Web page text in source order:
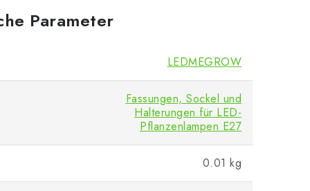
Parameter
LEDMEGROW
Fassungen, Sockel und
Halterungen für LED-
Pflanzenlampen E27
0.01 kg